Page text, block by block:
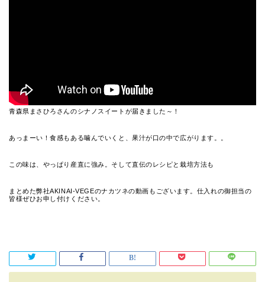
青森県まさひろさんのシナノスイートが届きました～！
あっまーい！食感もある噛んでいくと、果汁が口の中で広がります。。
この味は、やっぱり産直に強み。そして直伝のレシピと栽培方法も
まとめた弊社AKINAI-VEGEのナカツネの動画もございます。仕入れの御担当の
皆様ぜひお申し付けください。